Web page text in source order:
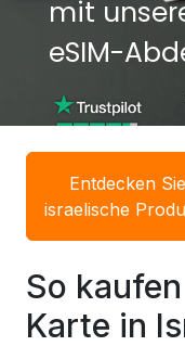
mit
eSIM-
mit
eSIM-
Entdecken Sie
israelische
So
Karte in